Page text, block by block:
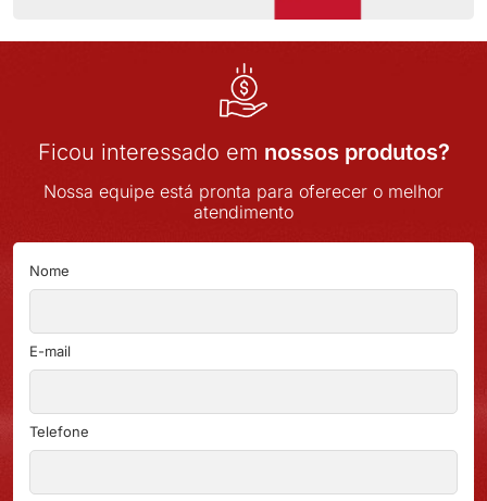
Ficou interessado em nossos produtos?
Nossa equipe está pronta para oferecer o melhor
atendimento
Nome
E-mail
Telefone